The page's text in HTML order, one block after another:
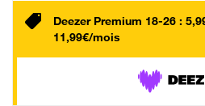
Deezer Premium 18-26 :
11,99€/mois